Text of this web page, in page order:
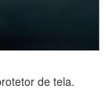
de tela.